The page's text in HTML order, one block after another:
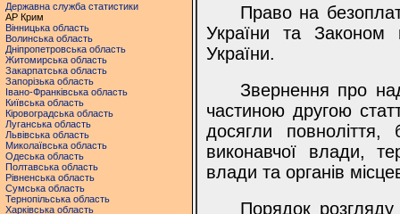
Державна служба статистики
АР Крим
Вінницька область
Волинська область
Дніпропетровська область
Житомирська область
Закарпатська область
Запорізька область
Івано-Франківська область
Київська область
Кіровоградська область
Луганська область
Львівська область
Миколаївська область
Одеська область
Полтавська область
Рівненська область
Сумська область
Тернопільська область
Харківська область
Право на
України та Законом
України.
Звернення про
частиною другою
досягли повноліття,
виконавчої влади,
влади та органів
Порядок